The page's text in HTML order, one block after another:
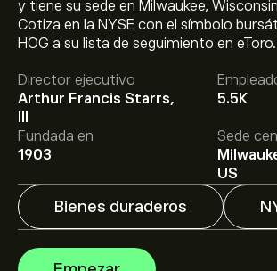
y tiene su sede en Milwaukee, Wisconsin
Cotiza en la NYSE con el símbolo
HOG a su lista de seguimiento en eToro.
Director ejecutivo
Arthur Francis Starrs,
5.5K
Fundada en
1903
Sede
US
Bienes duraderos
El precio actual de las acciones de HOG
El precio medio objetivo para las
Davidson Inc es de 25.64‎$‎.
Regístrate
conocer los precios objetivo y las
analistas.
Las previsiones de los analistas para las
Harley-Davidson Inc se basan en las
mercado, los estados financieros y el